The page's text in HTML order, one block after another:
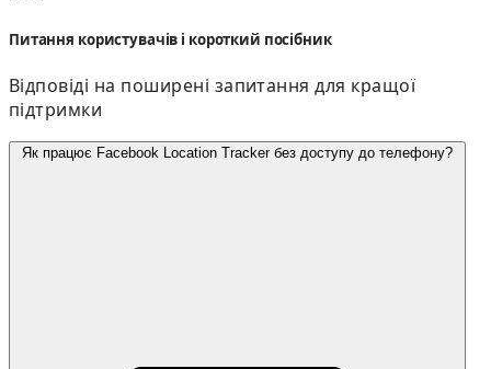
Питання користувачів і короткий посібник
Відповіді на поширені запитання для кращої
підтримки
Як працює Facebook Location Tracker без доступу до телефону?